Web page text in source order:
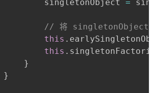
					singletonObject
=
// 将 singletonObject 放
this .
this .
}
}